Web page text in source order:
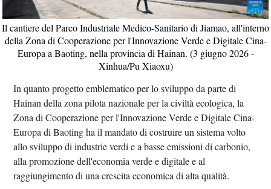
Il cantiere del Parco Industriale Medico-Sanitario di Jiamao, all'interno
della Zona di Cooperazione per l'Innovazione Verde e Digitale Cina-
Europa a Baoting, nella provincia di Hainan. (3 giugno 2026 -
Xinhua/Pu Xiaoxu)
In quanto progetto emblematico per lo sviluppo da parte di
Hainan della zona pilota nazionale per la civiltà ecologica, la
Zona di Cooperazione per l'Innovazione Verde e Digitale Cina-
Europa di Baoting ha il mandato di costruire un sistema volto
allo sviluppo di industrie verdi e a basse emissioni di carbonio,
alla promozione dell'economia verde e digitale e al
raggiungimento di una crescita economica di alta qualità.